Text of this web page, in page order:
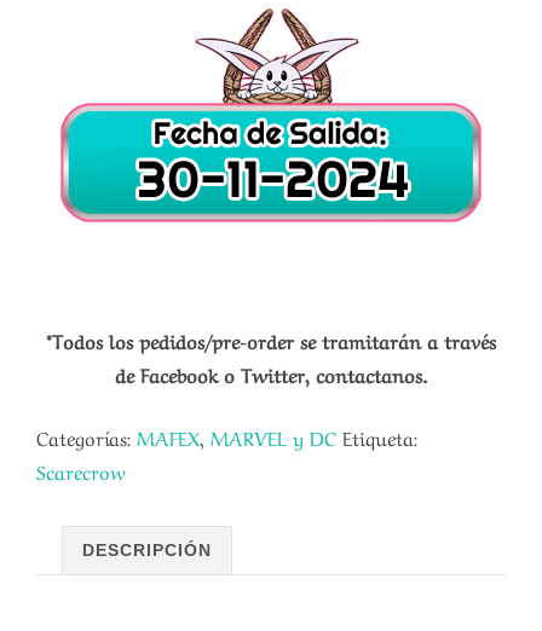
*Todos los pedidos/pre-order se tramitarán a través
de Facebook o Twitter, contactanos.
Categorías: MAFEX, MARVEL y DC Etiqueta:
Scarecrow
DESCRIPCIÓN